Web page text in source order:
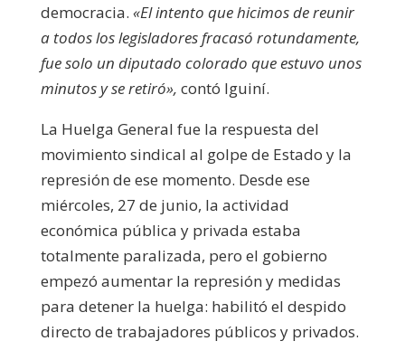
democracia. «El intento que hicimos de reunir
a todos los legisladores fracasó rotundamente,
fue solo un diputado colorado que estuvo unos
minutos y se retiró», contó Iguiní.
La Huelga General fue la respuesta del
movimiento sindical al golpe de Estado y la
represión de ese momento. Desde ese
miércoles, 27 de junio, la actividad
económica pública y privada estaba
totalmente paralizada, pero el gobierno
empezó aumentar la represión y medidas
para detener la huelga: habilitó el despido
directo de trabajadores públicos y privados.